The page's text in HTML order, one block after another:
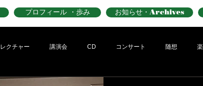
プロフィール ・歩み お知らせ・Archives
レクチャー 講演会 CD コンサート 随想